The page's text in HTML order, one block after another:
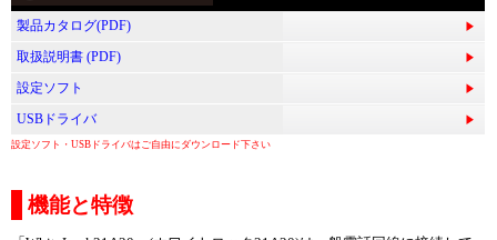
製品カタログ(PDF)
取扱説明書 (PDF)
設定ソフト
USBドライバ
設定ソフト・USBドライバはご自由にダウンロード下さい
機能と特徴